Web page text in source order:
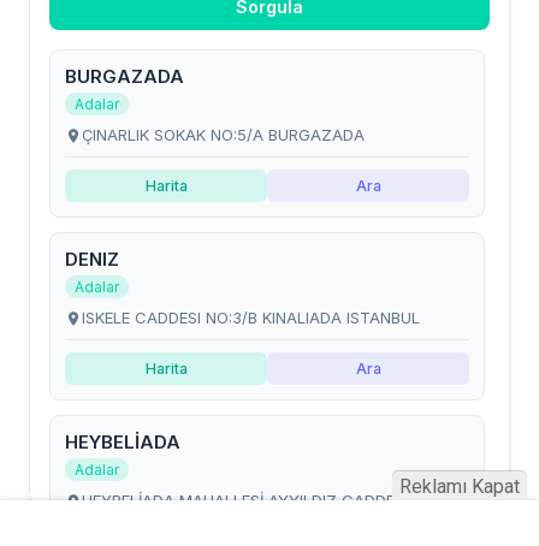
Reklamı Kapat